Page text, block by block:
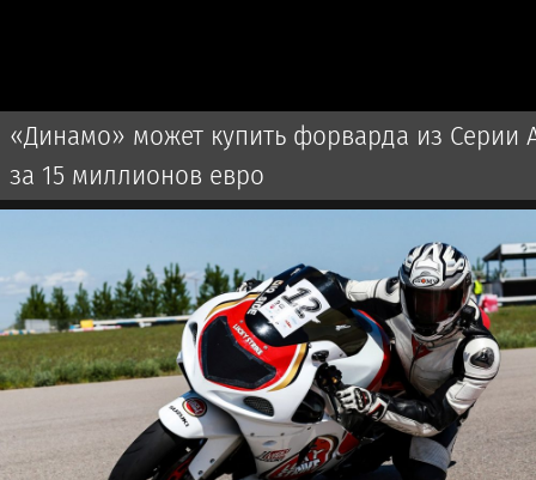
«Динамо» может купить форварда из Серии
за 15 миллионов евро